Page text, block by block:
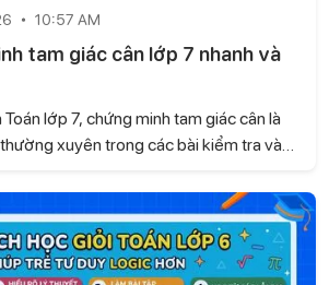
10:57 AM
tam giác cân lớp 7 nhanh và
lớp 7, chứng minh tam giác cân là
xuyên trong các bài kiểm tra và
vận dụng linh hoạt các tính chất hình
Giỏi tìm hiểu cách chứng minh tam giác
dễ hiểu ngay sau đây.